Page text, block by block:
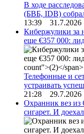
В ходе
(БВБ, IDB)
13:39 31.7.2026
Кибержулики за
еще €357 000:
Телефонные и
устраивать
21:28 29.7.2026
Охранник вез из
сигарет. И